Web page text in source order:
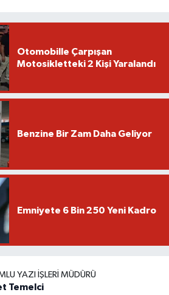
Otomobille Çarpışan
Motosikletteki 2 Kişi Yaralandı
Benzine Bir Zam Daha Geliyor
Emniyete 6 Bin 250 Yeni Kadro
YAZI İŞLERI MÜDÜRÜ
Temelci